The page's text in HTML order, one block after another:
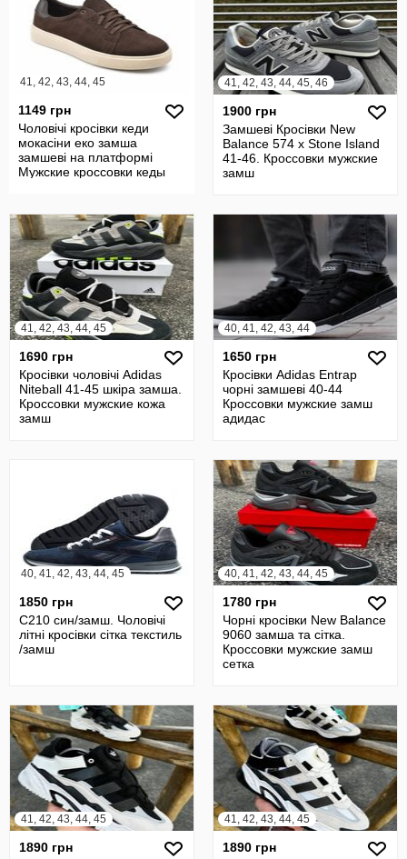
41, 42, 43, 44, 45
1149 грн
Чоловічі кросівки кеди
мокасіни еко замша
замшеві на платформі
Мужские кроссовки кеды
41, 42, 43, 44, 45, 46
1900 грн
Замшеві Кросівки New
Balance 574 х Stone Island
41-46. Кроссовки мужские
замш
41, 42, 43, 44, 45
1690 грн
Кросівки чоловічі Adidas
Niteball 41-45 шкіра замша.
Кроссовки мужские кожа
замш
40, 41, 42, 43, 44
1650 грн
Кросівки Adidas Entrap
чорні замшеві 40-44
Кроссовки мужские замш
адидас
40, 41, 42, 43, 44, 45
1850 грн
С210 син/замш. Чоловічі
літні кросівки сітка текстиль
/замш
40, 41, 42, 43, 44, 45
1780 грн
Чорні кросівки New Balance
9060 замша та сітка.
Кроссовки мужские замш
сетка
41, 42, 43, 44, 45
1890 грн
41, 42, 43, 44, 45
1890 грн